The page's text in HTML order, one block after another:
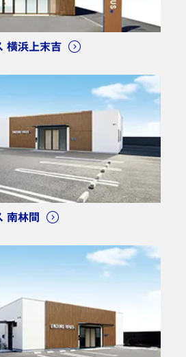
横浜上末吉
南林間